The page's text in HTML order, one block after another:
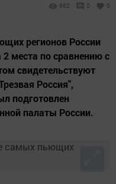
662 0 0
регионов России
места по сравнению с
свидетельствуют
Россия",
подготовлен
палаты России.